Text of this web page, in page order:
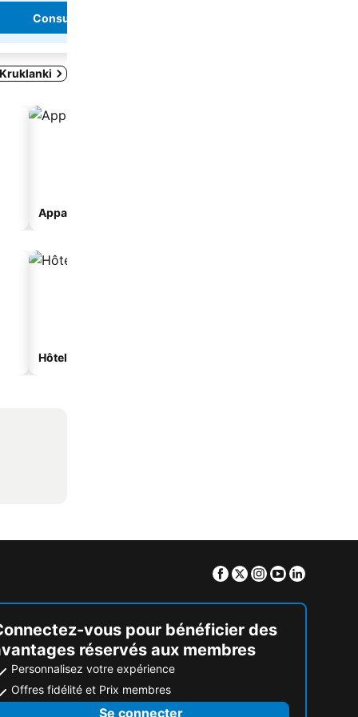
Consulter les prix
Appart’hôtel
Hôtels de plage
Facebook
TwitterInstagram
Youtube
vous pour bénéficier des
réservés aux membres
Personnalisez votre expérience
Offres fidélité et Prix membres
Se connecter